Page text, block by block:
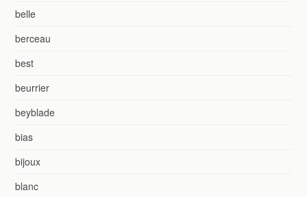
belle
berceau
best
beurrier
beyblade
bias
bijoux
blanc